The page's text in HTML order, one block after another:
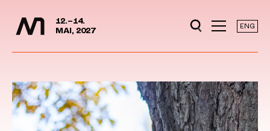
Hopp til hovedinnhold
12.–14.
MAI, 2027
ENG